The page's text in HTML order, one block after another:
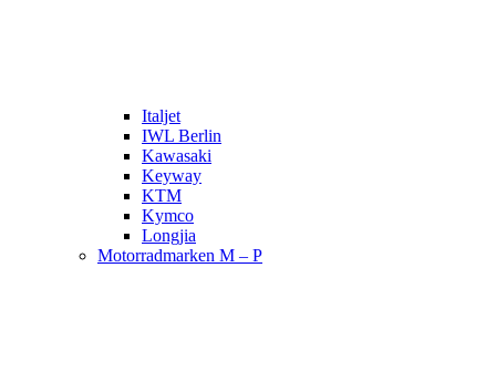
Italjet
IWL Berlin
Kawasaki
Keyway
KTM
Kymco
Longjia
Motorradmarken M – P